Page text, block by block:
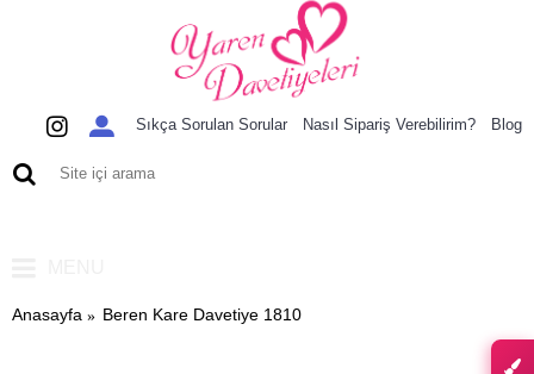
Sıkça Sorulan Sorular Nasıl Sipariş Verebilirim? Blog
Anasayfa Beren Kare Davetiye 1810